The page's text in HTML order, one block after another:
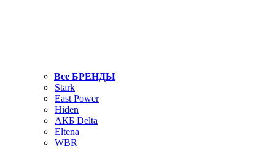
Все БРЕНДЫ
Stark
East Power
Hiden
АКБ Delta
Eltena
WBR